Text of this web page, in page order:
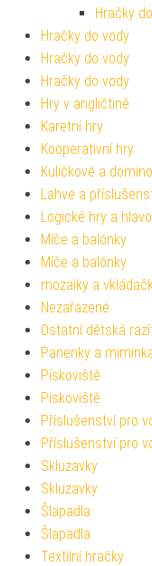
Hračky
Hračky do vody
Hračky do vody
Hračky do vody
Hry v angličtině
Karetní hry
Kooperativní hry
Kuličkové a
Lahve a
Logické hry a
Míče a balónky
Míče a balónky
mozaiky a
Nezařazené
Ostatní dětská
Panenky a
Pískoviště
Pískoviště
Příslušenství pro
Příslušenství pro
Skluzavky
Skluzavky
Šlapadla
Šlapadla
Textilní hračky